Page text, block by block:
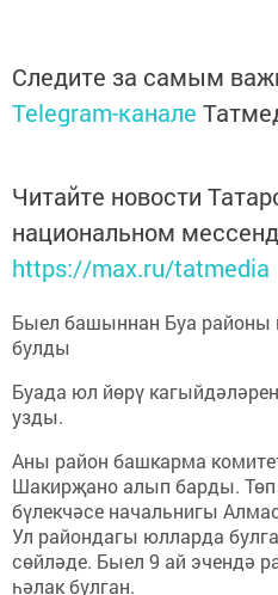
Следите за самым
Telegram-канале
Читайте новости
национальном
https://max.ru/tatmedia
Быел башыннан Буа районы
булды
Буада юл йөрү
узды.
Аны район башкарма
Шакирҗано алып барды. Төп
бүлекчәсе начальнигы
Ул райондагы юлларда
сөйләде. Быел 9 ай эчендә
һәлак булган.